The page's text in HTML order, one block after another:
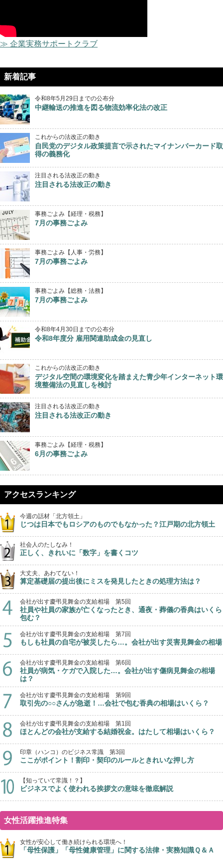
≫ 企業実務サポートクラブ
新着記事
令和8年5月29日までの公布分
中継輸送の推進を図る物流効率化法の改正
これからの法改正の動き
自民党のデジタル政策提言で示されたマイナンバーカード取
得の義務化
注目される法改正の動き
注目される法改正の動き
事務ごよみ【経理・税務】
7月の事務ごよみ
事務ごよみ【人事・労務】
7月の事務ごよみ
事務ごよみ【総務・法務】
7月の事務ごよみ
令和8年4月30日までの公布分
令和8年度分 雇用関連助成金の見直し
これからの法改正の動き
デジタル空間の環境変化を踏まえた青少年インターネット環
境整備法の見直しを検討
注目される法改正の動き
注目される法改正の動き
事務ごよみ【経理・税務】
6月の事務ごよみ
アクセスランキング
今週の話材「北方領土」
じつは日本でもロシアのものでもなかった？江戸期の北方領土
社会人のたしなみ！
正しく、きれいに「数字」を書くコツ
大丈夫、あわてない！
算定基礎届の提出後にミスを発見したときの処理方法は？
会社が出す慶弔見舞金の支給相場 第5回
社員や社員の家族が亡くなったとき、通夜・葬儀の香典はいくら
包む？
会社が出す慶弔見舞金の支給相場 第7回
もしも社員の自宅が被災したら…。会社が出す災害見舞金の相場
会社が出す慶弔見舞金の支給相場 第6回
社員が病気・ケガで入院した…。会社が出す傷病見舞金の相場
は？
会社が出す慶弔見舞金の支給相場 第9回
取引先の○○さんが急逝！…会社で包む香典の相場はいくら？
会社が出す慶弔見舞金の支給相場 第1回
ほとんどの会社が支給する結婚祝金。はたして相場はいくら？
印章（ハンコ）のビジネス常識 第3回
ここがポイント！割印・契印のルールときれいな押し方
【知っていて常識！？】
ビジネスでよく使われる挨拶文の意味を徹底解説
女性活躍推進特集
女性が安心して働き続けられる環境へ！
「母性保護」「母性健康管理」に関する法律・実務知識Ｑ＆Ａ